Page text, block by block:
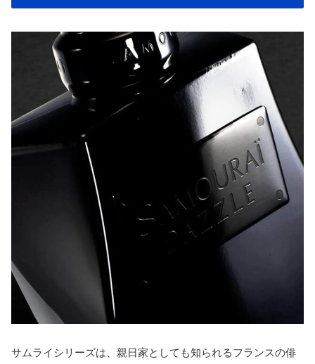
サムライシリーズは、親日家としても知られるフランスの俳